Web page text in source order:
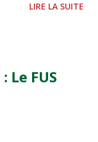
0 - 1 HUSA
SPORTIF
de finale de la
LIRE LA SUITE
Le FUS